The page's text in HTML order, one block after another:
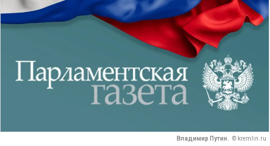
Владимир Путин. © kremlin.ru